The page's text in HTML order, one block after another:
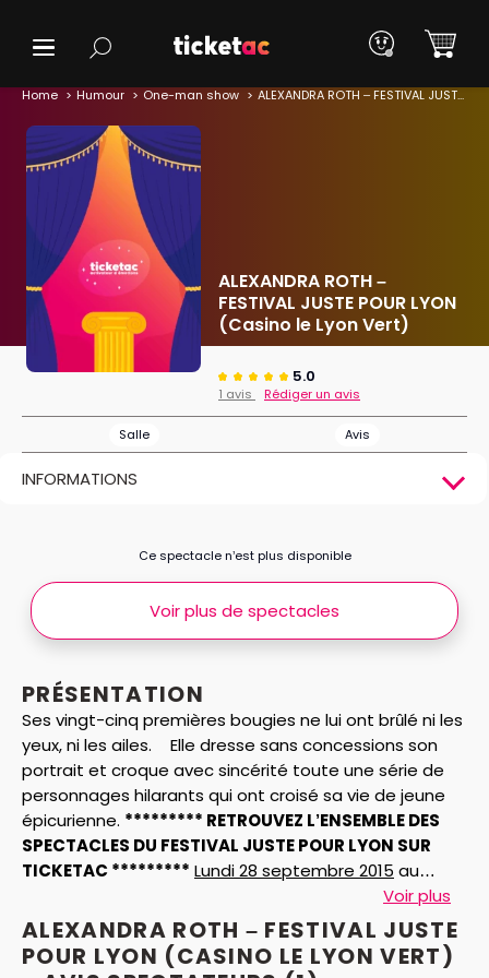
Home Humour One-man show ALEXANDRA ROTH – FESTIVAL JUSTE POUR LYON (Casino le Lyon Vert)
ALEXANDRA ROTH –
FESTIVAL JUSTE POUR LYON
(Casino le Lyon Vert)
5.0
1 avis Rédiger un avis
Salle Avis
INFORMATIONS
PRÉSENTATION
Ses vingt-cinq premières bougies ne lui ont brûlé ni les
yeux, ni les ailes. Elle dresse sans concessions son
portrait et croque avec sincérité toute une série de
personnages hilarants qui ont croisé sa vie de jeune
épicurienne. ********* RETROUVEZ L’ENSEMBLE DES
SPECTACLES DU FESTIVAL JUSTE POUR LYON SUR
TICKETAC ********* Lundi 28 septembre 2015 au
à 19h00 :
cliquez ici-JIBE FAIT DU BRUITà 21h30 :cliquez ici
Mardi 29 septembre 2015au Casino le Lyon Vert -
ALEX RAMIREZ FAIT SA CRISEà 19h00 : cliquez ici-
Voir plus
Ce spectacle n’est plus disponible
Voir plus de spectacles
ALEXANDRA ROTH – FESTIVAL JUSTE
POUR LYON (CASINO LE LYON VERT)